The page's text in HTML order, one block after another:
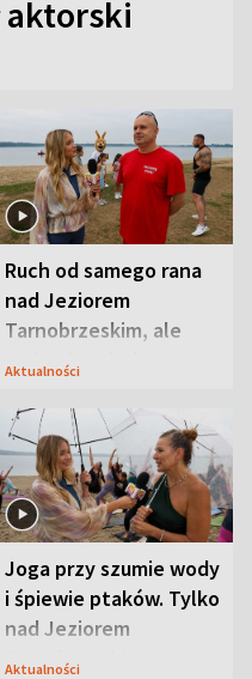
aktorski
Ruch od samego rana
nad Jeziorem
Tarnobrzeskim, ale
ważna jest jedna
Aktualności
Joga przy szumie wody
i śpiewie ptaków. Tylko
nad Jeziorem
Tarnobrzeskim
Aktualności